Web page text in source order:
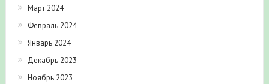
Март 2024
Февраль 2024
Январь 2024
Декабрь 2023
Ноябрь 2023